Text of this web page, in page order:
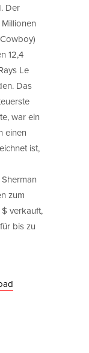
Der
12,4
Le
Das
war ein
einen
ist,
zum
verkauft,
bis zu